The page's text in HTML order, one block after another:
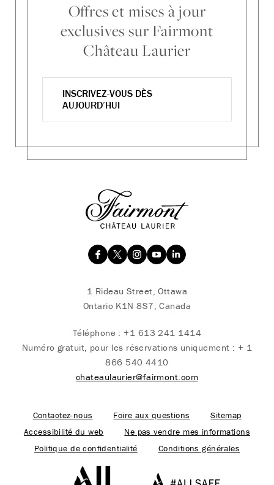
Offres et mises à jour
exclusives sur Fairmont
Château Laurier
INSCRIVEZ-VOUS DÈS
AUJOURD’HUI
1 Rideau Street, Ottawa
Ontario K1N 8S7, Canada
Téléphone : +1 613 241 1414
Numéro gratuit, pour les réservations uniquement : + 1
866 540 4410
chateaulaurier@fairmont.com
Contactez-nous Foire aux questions
Sitemap
Accessibilité du web
Ne pas vendre mes informations
Politique de confidentialité
Conditions générales